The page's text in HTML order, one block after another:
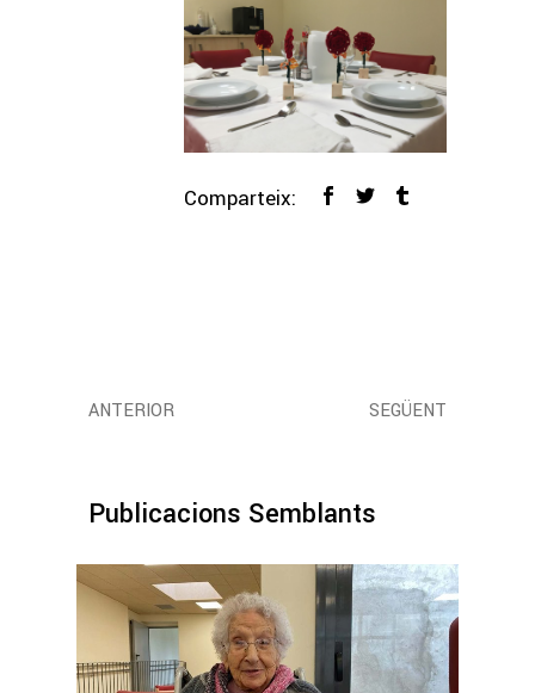
Comparteix:
ANTERIOR SEGÜENT
Publicacions Semblants